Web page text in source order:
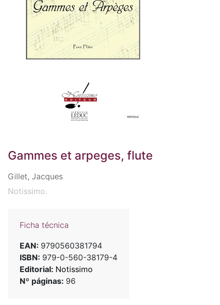
Gammes et arpeges, flute
Gillet, Jacques
Notissimo.
Ficha técnica
EAN: 9790560381794
ISBN: 979-0-560-38179-4
Editorial: Notissimo
Nº páginas: 96